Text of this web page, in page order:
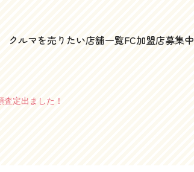
クルマを売りたい店舗一覧FC加盟店募集中
定出ました！